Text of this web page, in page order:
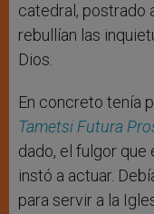
catedral, postrado
rebullían las
Dios.
En concreto tenía
Tametsi Futura
dado, el fulgor que
instó a actuar.
para servir a la